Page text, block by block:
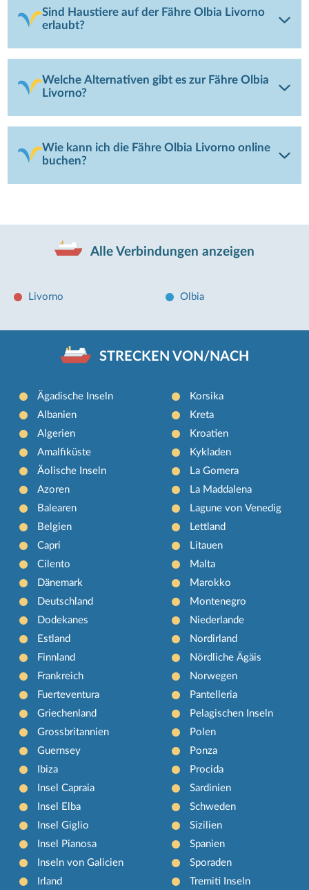
Sind Haustiere auf der Fähre Olbia Livorno
erlaubt?
Welche Alternativen gibt es zur Fähre Olbia
Livorno?
Wie kann ich die Fähre Olbia Livorno online
buchen?
Alle Verbindungen anzeigen
Livorno Olbia
STRECKEN VON/NACH
Ägadische Inseln
Albanien
Algerien
Amalfiküste
Äolische Inseln
Azoren
Balearen
Belgien
Capri
Cilento
Dänemark
Deutschland
Dodekanes
Estland
Finnland
Frankreich
Fuerteventura
Griechenland
Grossbritannien
Guernsey
Ibiza
Insel Capraia
Insel Elba
Insel Giglio
Insel Pianosa
Inseln von Galicien
Irland
Korsika
Kreta
Kroatien
Kykladen
La Gomera
La Maddalena
Lagune von Venedig
Lettland
Litauen
Malta
Marokko
Montenegro
Niederlande
Nordirland
Nördliche Ägäis
Norwegen
Pantelleria
Pelagischen Inseln
Polen
Ponza
Procida
Sardinien
Schweden
Sizilien
Spanien
Sporaden
Tremiti Inseln